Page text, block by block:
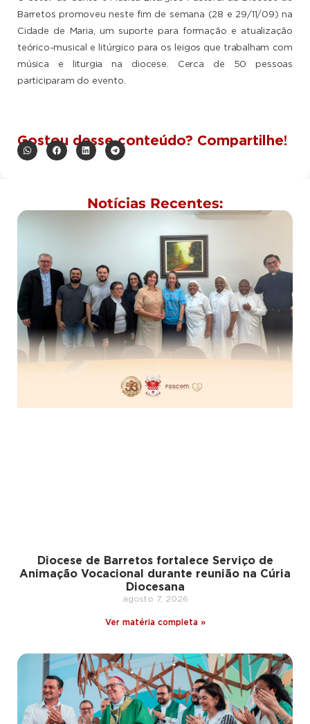
Barretos promoveu neste fim de semana (28 e 29/11/09) na
Cidade de Maria, um suporte para formação e atualização
teórico-musical e litúrgico para os leigos que trabalham com
música e liturgia na diocese. Cerca de 50 pessoas
participaram do evento.
Gostou desse conteúdo? Compartilhe!
Notícias Recentes:
Diocese de Barretos fortalece Serviço de
Animação Vocacional durante reunião na Cúria
Diocesana
agosto 7, 2026
Ver matéria completa »